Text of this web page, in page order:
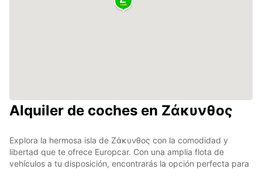
Alquiler de coches en Ζάκυνθος
Explora la hermosa isla de Ζάκυνθος con la comodidad y
libertad que te ofrece Europcar. Con una amplia flota de
vehículos a tu disposición, encontrarás la opción perfecta para